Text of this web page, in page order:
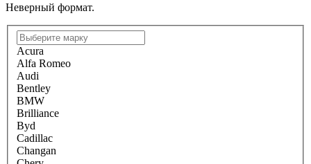
Неверный формат.
Acura
Alfa Romeo
Audi
Bentley
BMW
Brilliance
Byd
Cadillac
Changan